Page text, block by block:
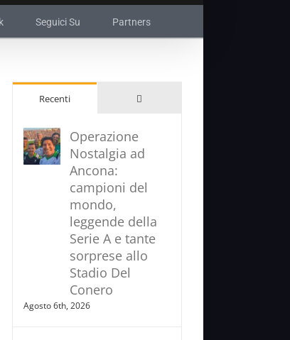
Seguici Su Partners
Recenti Commenti
Operazione
Nostalgia ad
Ancona:
campioni del
mondo,
leggende della
Serie A e tante
sorprese allo
Stadio Del
Conero
Agosto 6th, 2026